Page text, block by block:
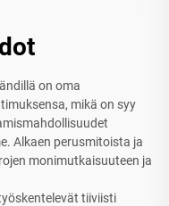
on oma
mikä on syy
Alkaen perusmitoista ja
monimutkaisuuteen ja
tiiviisti